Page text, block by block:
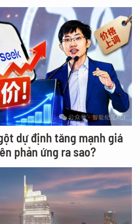
dự định tăng mạnh giá
phản ứng ra sao?